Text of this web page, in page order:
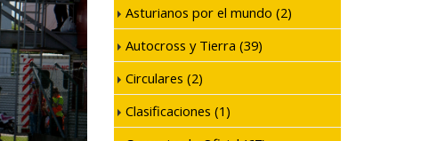
Asturianos por el mundo (2)
Autocross y Tierra (39)
Circulares (2)
Clasificaciones (1)